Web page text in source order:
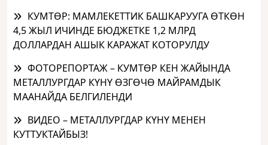
КУМТӨР: МАМЛЕКЕТТИК БАШКАРУУГА ӨТКӨН
4,5 ЖЫЛ ИЧИНДЕ БЮДЖЕТКЕ 1,2 МЛРД
ДОЛЛАРДАН АШЫК КАРАЖАТ КОТОРУЛДУ
ФОТОРЕПОРТАЖ – КУМТӨР КЕН ЖАЙЫНДА
МЕТАЛЛУРГДАР КҮНҮ ӨЗГӨЧӨ МАЙРАМДЫК
МААНАЙДА БЕЛГИЛЕНДИ
ВИДЕО – МЕТАЛЛУРГДАР КҮНҮ МЕНЕН
КУТТУКТАЙБЫЗ!